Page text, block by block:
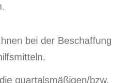
bei der Beschaffung
quartalsmäßigen/bzw.